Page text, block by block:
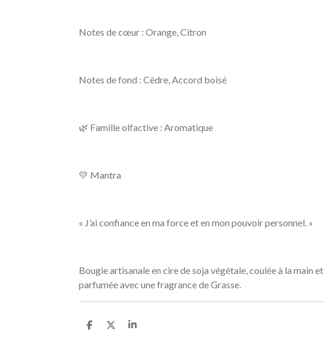
Notes de cœur : Orange, Citron
Notes de fond : Cèdre, Accord boisé
🌿 Famille olfactive : Aromatique
💛 Mantra
« J’ai confiance en ma force et en mon pouvoir personnel. »
Bougie artisanale en cire de soja végétale, coulée à la main et
parfumée avec une fragrance de Grasse.
P
P
P